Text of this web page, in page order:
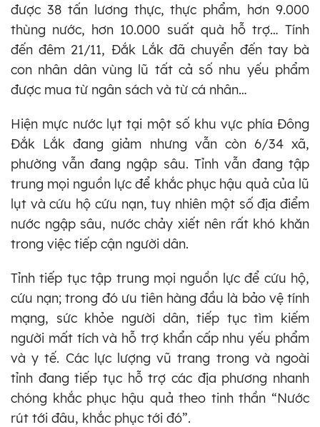
được 38 tấn lương thực, thực phẩm, hơn 9.000
thùng nước, hơn 10.000 suất quà hỗ trợ… Tính
đến đêm 21/11, Đắk Lắk đã chuyển đến tay bà
con nhân dân vùng lũ tất cả số nhu yếu phẩm
được mua từ ngân sách và từ cá nhân…
Hiện mực nước lụt tại một số khu vực phía Đông
Đắk Lắk đang giảm nhưng vẫn còn 6/34 xã,
phường vẫn đang ngập sâu. Tỉnh vẫn đang tập
trung mọi nguồn lực để khắc phục hậu quả của lũ
lụt và cứu hộ cứu nạn, tuy nhiên một số địa điểm
nước ngập sâu, nước chảy xiết nên rất khó khăn
trong việc tiếp cận người dân.
Tỉnh tiếp tục tập trung mọi nguồn lực để cứu hộ,
cứu nạn; trong đó ưu tiên hàng đầu là bảo vệ tính
mạng, sức khỏe người dân, tiếp tục tìm kiếm
người mất tích và hỗ trợ khẩn cấp nhu yếu phẩm
và y tế. Các lực lượng vũ trang trong và ngoài
tỉnh đang tiếp tục hỗ trợ các địa phương nhanh
chóng khắc phục hậu quả theo tinh thần “Nước
rút tới đâu, khắc phục tới đó”.